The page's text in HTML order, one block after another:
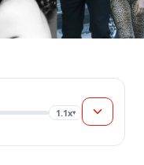
1.1x▾